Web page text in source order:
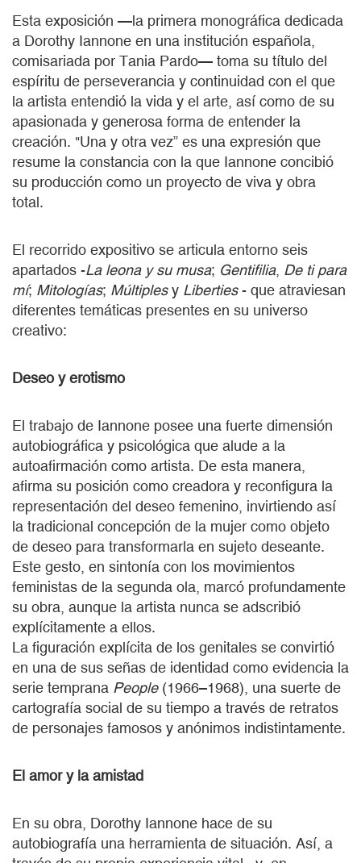
Esta exposición —la primera monográfica dedicada
a Dorothy Iannone en una institución española,
comisariada por Tania Pardo— toma su título del
espíritu de perseverancia y continuidad con el que
la artista entendió la vida y el arte, así como de su
apasionada y generosa forma de entender la
creación. "Una y otra vez” es una expresión que
resume la constancia con la que Iannone concibió
su producción como un proyecto de viva y obra
total.
El recorrido expositivo se articula entorno seis
apartados -La leona y su musa; Gentifilia, De ti para
mí; Mitologías; Múltiplesy Liberties- que atraviesan
diferentes temáticas presentes en su universo
creativo:
Deseo y erotismo
El trabajo de Iannone posee una fuerte dimensión
autobiográfica y psicológica que alude a la
autoafirmación como artista. De esta manera,
afirma su posición como creadora y reconfigura la
representación del deseo femenino, invirtiendo así
la tradicional concepción de la mujer como objeto
de deseo para transformarla en sujeto deseante.
Este gesto, en sintonía con los movimientos
feministas de la segunda ola, marcó profundamente
su obra, aunque la artista nunca se adscribió
explícitamente a ellos.
La figuración explícita de los genitales se convirtió
en una de sus señas de identidad como evidencia la
serie temprana People (1966–1968), una suerte de
cartografía social de su tiempo a través de retratos
de personajes famosos y anónimos indistintamente.
El amor y la amistad
En su obra, Dorothy Iannone hace de su
autobiografía una herramienta de situación. Así, a